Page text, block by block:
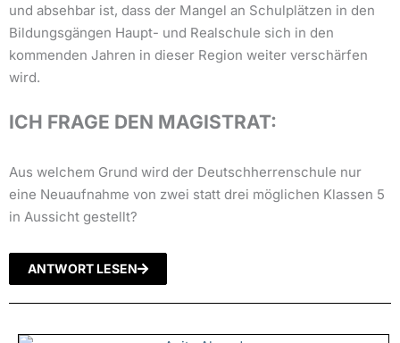
und absehbar ist, dass der Mangel an Schulplätzen in den
Bildungsgängen Haupt- und Realschule sich in den
kommenden Jahren in dieser Region weiter verschärfen
wird.
ICH FRAGE DEN MAGISTRAT:
Aus welchem Grund wird der Deutschherrenschule nur
eine Neuaufnahme von zwei statt drei möglichen Klassen 5
in Aussicht gestellt?
ANTWORT LESEN